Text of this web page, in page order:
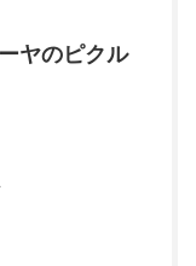
ヤのピクル